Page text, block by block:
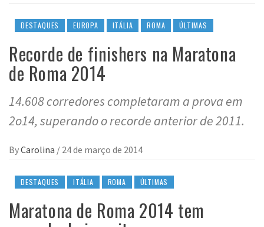
DESTAQUES EUROPA ITÁLIA ROMA ÚLTIMAS
Recorde de finishers na Maratona
de Roma 2014
14.608 corredores completaram a prova em
2o14, superando o recorde anterior de 2011.
ByCarolina / 24 de março de 2014
DESTAQUES ITÁLIA ROMA ÚLTIMAS
Maratona de Roma 2014 tem